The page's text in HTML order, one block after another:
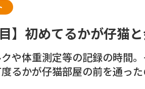
】初めてるかが仔猫
や体重測定等の記録の時間
るかが仔猫部屋の前を通った